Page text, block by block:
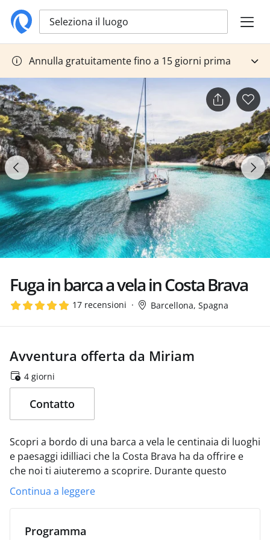
Seleziona il luogo
Annulla gratuitamente fino a 15 giorni prima
Fuga in barca a vela in Costa Brava
17 recensioni Barcellona, Spagna
Avventura offerta da Miriam
4 giorni
Contatto
Scopri a bordo di una barca a vela le centinaia di luoghi
e paesaggi idilliaci che la Costa Brava ha da offrire e
che noi ti aiuteremo a scoprire. Durante questo
weekend in barca a vela da Barcellona, avrai
l'opportunità di conoscere da vicino gli angoli più
villaggi di pescatori, acque turchesi e tramonti
Continua a leggere
Programma